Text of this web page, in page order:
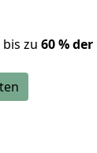
zu 60 %